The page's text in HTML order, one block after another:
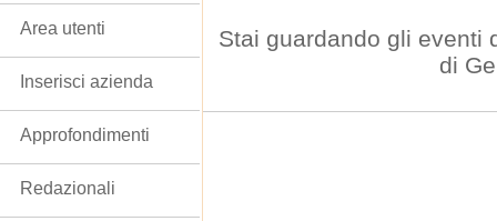
Stai guardando gli eventi
di
Area utenti
Inserisci azienda
Approfondimenti
Redazionali